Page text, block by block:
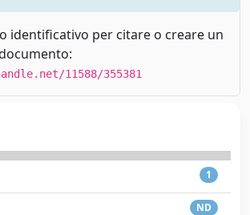
identificativo per citare o creare un
11588/355381
1
ND